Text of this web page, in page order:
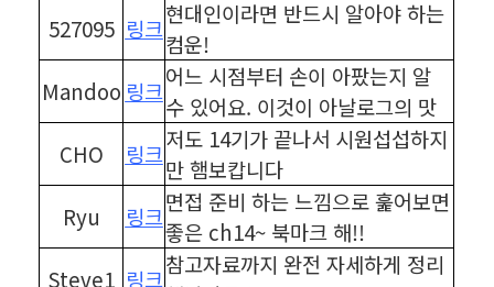
527095 링크
현대인이라면 반드시 알아야 하는
컴운!
Mandoo 링크
어느 시점부터 손이 아팠는지 알
수 있어요. 이것이 아날로그의 맛
CHO
링크
저도 14기가 끝나서 시원섭섭하지
만 햄보캅니다
Ryu
링크
면접 준비 하는 느낌으로 훑어보면
좋은 ch14~ 북마크 해!!
Steve1 링크
참고자료까지 완전 자세하게 정리